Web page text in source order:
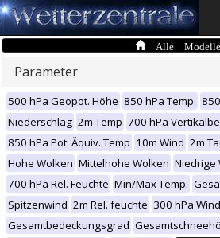
Alle Modelle
Parameter
500 hPa Geopot. Höhe 850 hPa Temp.
Niederschlag 2m Temp 700 hPa
850 hPa Pot. Äquiv. Temp 10m Wind 2m
Hohe Wolken Mittelhohe Wolken Niedrige
700 hPa Rel. Feuchte Min/Max Temp.
Spitzenwind 2m Rel. feuchte 300 hPa Wind
Gesamtbedeckungsgrad